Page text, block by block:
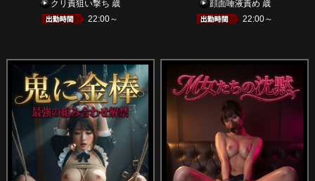
クリ責狙い撃ち 歳
22:00～
顔面唾液責め 歳
22:00～